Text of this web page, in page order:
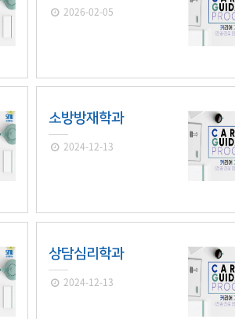
2026-02-05
소방방재학과
2024-12-13
상담심리학과
2024-12-13